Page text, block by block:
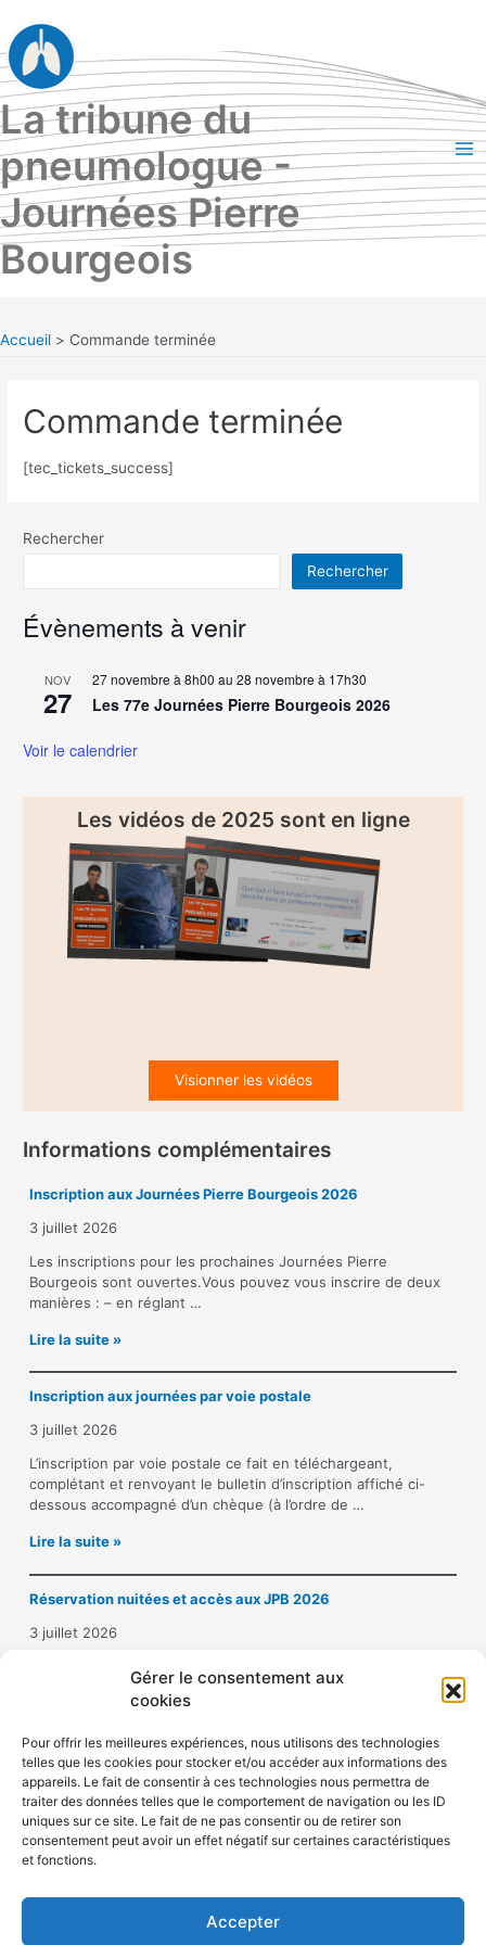
Gérer le consentement aux
cookies
Pour offrir les meilleures expériences, nous utilisons des technologies
telles que les cookies pour stocker et/ou accéder aux informations des
appareils. Le fait de consentir à ces technologies nous permettra de
traiter des données telles que le comportement de navigation ou les ID
uniques sur ce site. Le fait de ne pas consentir ou de retirer son
consentement peut avoir un effet négatif sur certaines caractéristiques
et fonctions.
Accepter
au
contenu
La tribune du
pneumologue -
Journées Pierre
Bourgeois
Accueil Commande terminée
Commande terminée
[tec_tickets_success]
Rechercher
Rechercher
Évènements à venir
NOV
27
27 novembre à 8h00 au28 novembre à 17h30
Les 77e Journées Pierre Bourgeois 2026
Voir le calendrier
Les vidéos de 2025 sont en ligne
Visionner les vidéos
Informations complémentaires
Inscription aux Journées Pierre Bourgeois 2026
3 juillet 2026
Les inscriptions pour les prochaines Journées Pierre
Bourgeois sont ouvertes.Vous pouvez vous inscrire de deux
manières : – en réglant …
I
s
c
r
i
p
t
i
n
x
J
e
s
P
i
r
e
Lire la suite »
Inscription aux journées par voie postale
3 juillet 2026
L’inscription par voie postale ce fait en téléchargeant,
complétant et renvoyant le bulletin d’inscription affiché ci-
dessous accompagné d’un chèque (à l’ordre de …
I
s
c
i
n
a
u
x
j
o
u
Lire la suite »
Réservation nuitées et accès aux JPB 2026
3 juillet 2026
75011 PARIS Tél. 01 43 14 43 50Mail : …
é
s
e
r
v
a
t